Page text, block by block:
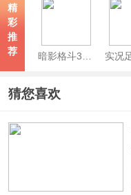
精
彩
推
荐
暗影格斗3官方版
猜您喜欢